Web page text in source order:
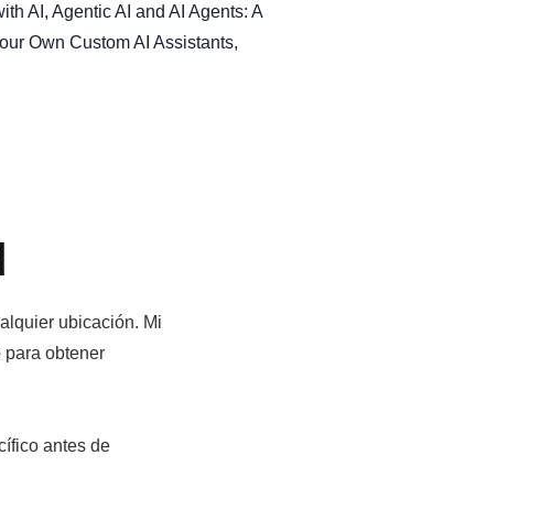
AI, Agentic AI and AI Agents: A
Own Custom AI Assistants,
ubicación. Mi
obtener
antes de